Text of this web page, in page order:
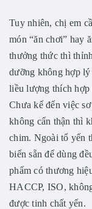
Tuy nhiên, chị em
món “ăn chơi” hay
thưởng thức thì
dưỡng không hợp
liều lượng thích hợp
Chưa kể đến việc
không cẩn thận thì
chim. Ngoài tổ yến
biến sẵn để dùng
phẩm có thương
HACCP, ISO,
được tinh chất yến.